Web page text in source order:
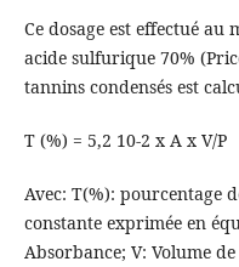
Ce dosage est effectué
acide sulfurique 70%
tannins condensés est
T (%) = 5,2 10-2 x A x V/P
Avec: T(%): pourcentage
constante exprimée en
Absorbance; V: Volume